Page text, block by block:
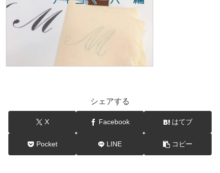
シェアする
X Facebook はてブ
Pocket LINE コピー